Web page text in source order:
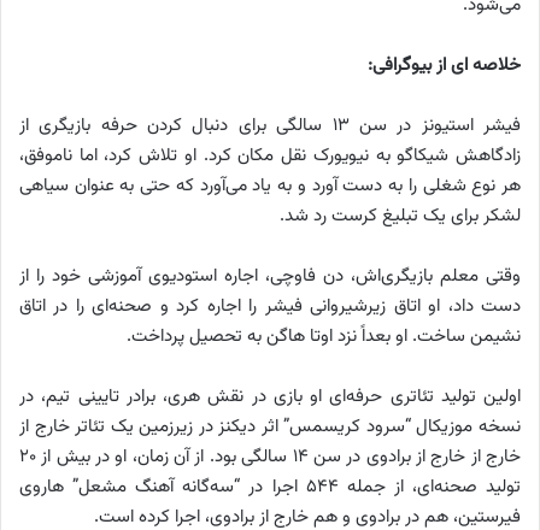
می‌شود.
خلاصه ای از بیوگرافی:
فیشر استیونز در سن ۱۳ سالگی برای دنبال کردن حرفه بازیگری از
زادگاهش شیکاگو به نیویورک نقل مکان کرد. او تلاش کرد، اما ناموفق،
هر نوع شغلی را به دست آورد و به یاد می‌آورد که حتی به عنوان سیاهی
لشکر برای یک تبلیغ کرست رد شد.
وقتی معلم بازیگری‌اش، دن فاوچی، اجاره استودیوی آموزشی خود را از
دست داد، او اتاق زیرشیروانی فیشر را اجاره کرد و صحنه‌ای را در اتاق
نشیمن ساخت. او بعداً نزد اوتا هاگن به تحصیل پرداخت.
اولین تولید تئاتری حرفه‌ای او بازی در نقش هری، برادر تایینی تیم، در
نسخه موزیکال “سرود کریسمس” اثر دیکنز در زیرزمین یک تئاتر خارج از
خارج از خارج از برادوی در سن ۱۴ سالگی بود. از آن زمان، او در بیش از ۲۰
تولید صحنه‌ای، از جمله ۵۴۴ اجرا در “سه‌گانه آهنگ مشعل” هاروی
فیرستین، هم در برادوی و هم خارج از برادوی، اجرا کرده است.